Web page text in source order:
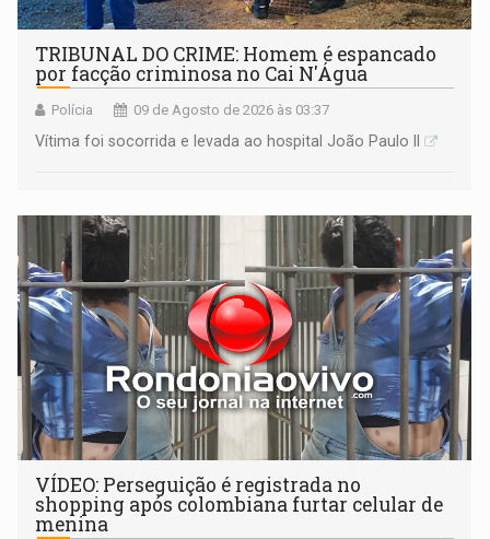
TRIBUNAL DO CRIME: Homem é espancado
por facção criminosa no Cai N'Água
Polícia 09 de Agosto de 2026 às 03:37
Vítima foi socorrida e levada ao hospital João Paulo II
VÍDEO: Perseguição é registrada no
shopping após colombiana furtar celular de
menina